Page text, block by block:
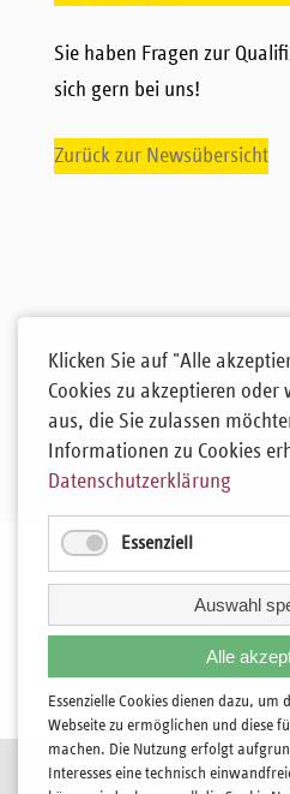
Sie haben Fragen zur
sich gern bei uns!
Zurück zur Newsübersicht
Navigation
überspringen
Kontakt
Klicken Sie auf "Alle
Cookies zu akzeptieren oder
aus, die Sie zulassen
Informationen zu Cookies
Datenschutzerklärung
Essenziell
Auswahl
Alle
Essenzielle Cookies dienen dazu,
Webseite zu ermöglichen und diese
machen. Die Nutzung erfolgt
Interesses eine technisch